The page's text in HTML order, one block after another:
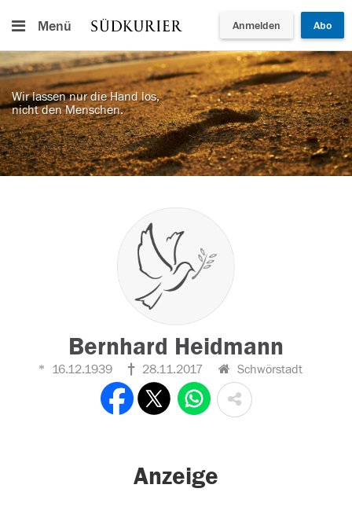
Menü Anmelden Abo
Wir lassen nur die Hand los,
nicht den Menschen.
Bernhard Heidmann
16.12.1939 28.11.2017 Schwörstadt
Anzeige